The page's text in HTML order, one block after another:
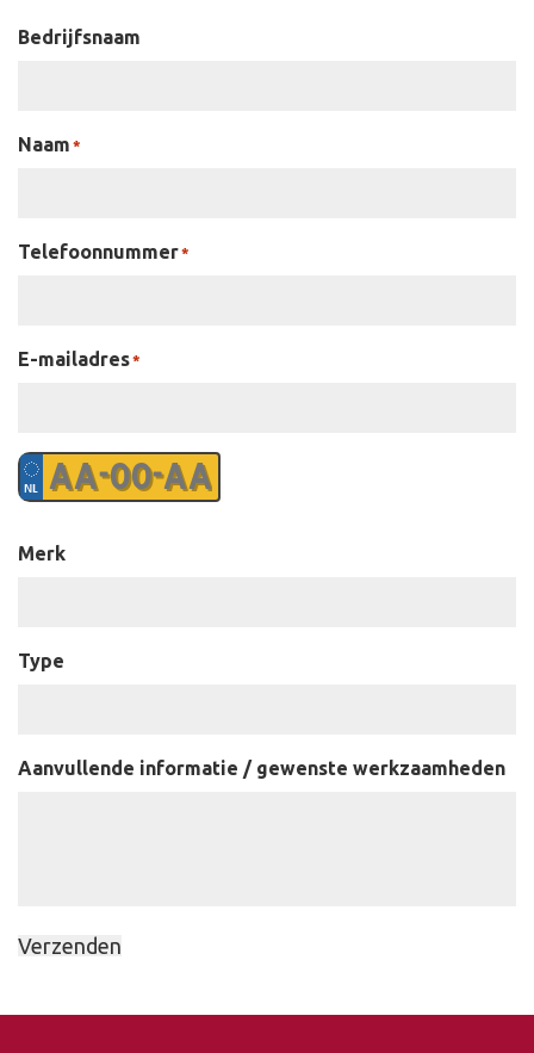
Bedrijfsnaam
Naam *
Telefoonnummer*
E-mailadres*
Kenteken *
Merk
Type
Aanvullende informatie / gewenste werkzaamheden
Verzenden